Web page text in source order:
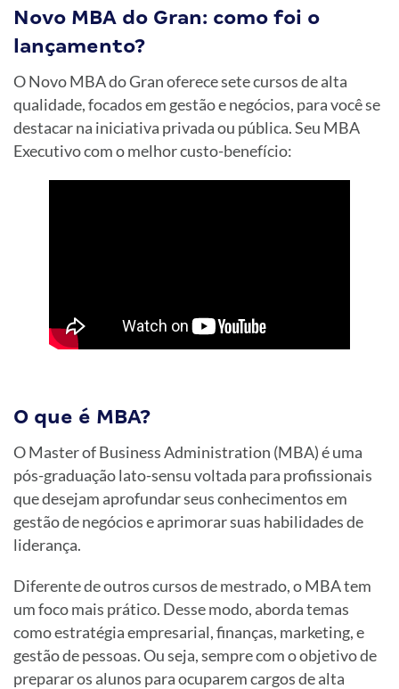
Novo MBA do Gran: como foi o
lançamento?
O Novo MBA do Gran oferece sete cursos de alta
qualidade, focados em gestão e negócios, para você se
destacar na iniciativa privada ou pública. Seu MBA
Executivo com o melhor custo-benefício:
O que é MBA?
O Master of Business Administration (MBA) é uma
pós-graduação lato-sensu voltada para profissionais
que desejam aprofundar seus conhecimentos em
gestão de negócios e aprimorar suas habilidades de
liderança.
Diferente de outros cursos de mestrado, o MBA tem
um foco mais prático. Desse modo, aborda temas
como estratégia empresarial, finanças, marketing, e
gestão de pessoas. Ou seja, sempre com o objetivo de
preparar os alunos para ocuparem cargos de alta